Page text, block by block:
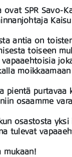
ovat SPR Savo-
antia on
toiseen
pientä
osaamme
osastosta
tulevat
mukaan!